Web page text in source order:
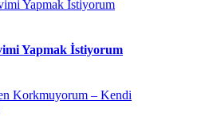
Yapmak İstiyorum